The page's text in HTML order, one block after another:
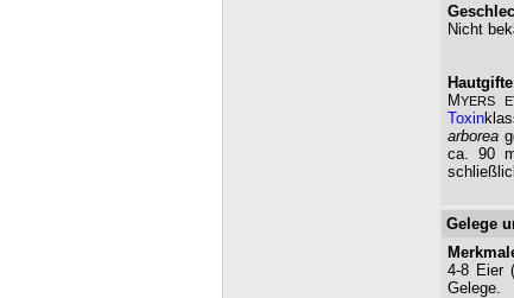
Nicht
MYERS
Toxin
arborea
ca. 90
Gelege
4-8 Eier
Gelege.